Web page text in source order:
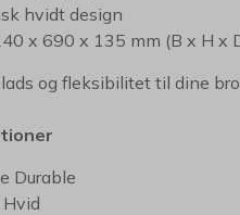
hvidt design
x 690 x 135 mm (B x H x
og fleksibilitet til dine
Durable
Hvid